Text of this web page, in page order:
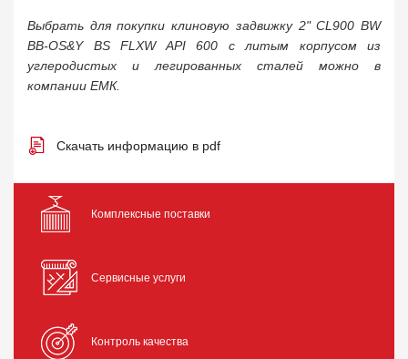
Выбрать для покупки клиновую задвижку 2" CL900 BW
BB-OS&Y BS FLXW API 600 с литым корпусом из
углеродистых и легированных сталей можно в
компании ЕМК.
Скачать информацию в pdf
Комплексные поставки
Сервисные услуги
Контроль качества